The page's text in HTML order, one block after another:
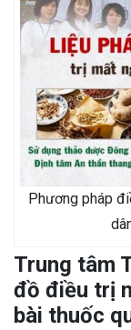
Phương pháp
Trung tâm
đồ điều trị
bài thuốc